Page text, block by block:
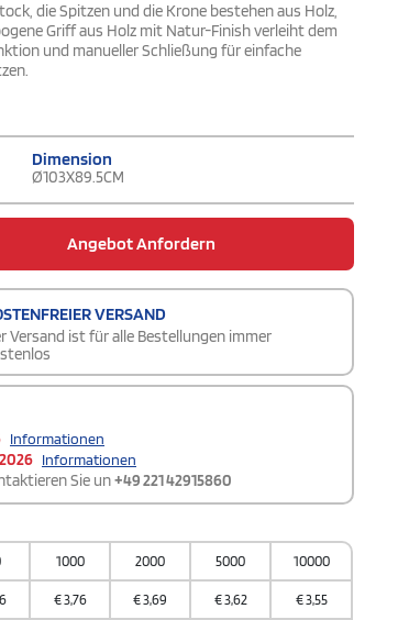
die Spitzen und die Krone bestehen aus Holz,
Griff aus Holz mit Natur-Finish verleiht dem
und manueller Schließung für einfache
Dimension
Ø103X89.5CM
Angebot Anfordern
VERSAND
Versand ist für alle Bestellungen immer
Informationen
Informationen
Sie un+49 221 42915860
1000 2000 5000 10000
€3,76 €3,69 €3,62 €3,55